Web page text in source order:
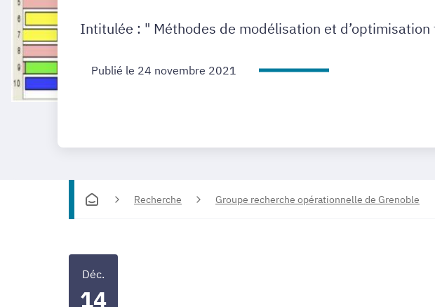
Intitulée : " Méthodes de modélisation et
Publié le 24 novembre 2021
Recherche Groupe recherche opérationnelle de Grenoble
Déc.
14